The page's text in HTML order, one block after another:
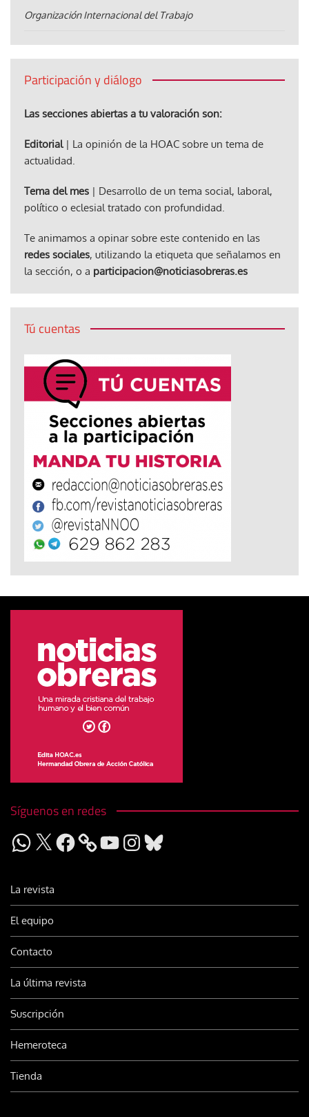
Organización Internacional del Trabajo
Participación y diálogo
Las secciones abiertas a tu valoración son:
Editorial| La opinión de la HOAC sobre un tema de
actualidad.
Tema del mes | Desarrollo de un tema social, laboral,
político o eclesial tratado con profundidad.
Te animamos a opinar sobre este contenido en las
redes sociales, utilizando la etiqueta que señalamos en
la sección, o a participacion@noticiasobreras.es
Tú cuentas
Síguenos en redes
WhatsApp
X Facebook YouTubeInstagram
Bluesky
La revista
El equipo
Contacto
La última revista
Suscripción
Hemeroteca
Tienda